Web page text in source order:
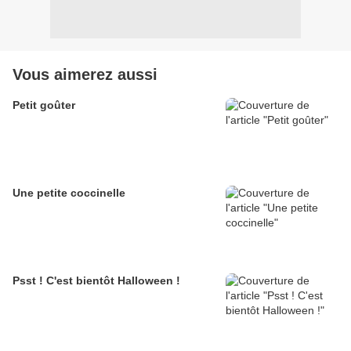
Vous aimerez aussi
Petit goûter
Une petite coccinelle
Psst ! C'est bientôt Halloween !